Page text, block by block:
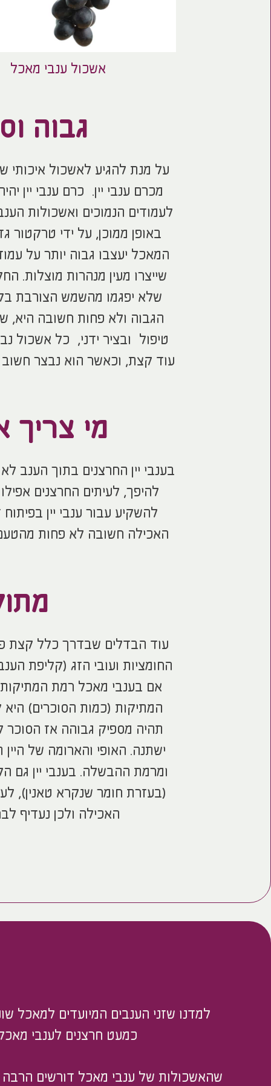
אשכול ענבי מאכל
גבוה
על מנת להגיע לאשכול
מכרם ענבי יין. כרם ענבי יין
לעמודים הנמוכים ואשכולות
באופן ממוכן, על ידי
המאכל יעצבו גבוה יותר על
שייצרו מעין מנהרות מוצלות.
שלא יפגמו מהשמש הצורבת
הגבוה ולא פחות חשובה היא,
טיפול ובציר ידני, כל אשכול
עוד קצת, וכאשר הוא נבצר
מי
בענבי יין החרצנים בתוך
להיפך, לעיתים החרצנים
להשקיע עבור ענבי יין
האכילה חשובה לא פחות
עוד הבדלים שבדרך כלל קצת
החומציות ועובי הזג (קליפת
אם בענבי מאכל רמת המתיקות
המתיקות (כמות הסוכרים)
תהיה מספיק גבוהה אז הסוכר
ישתנה. האופי והארומה של
ומרמת ההבשלה. בענבי יין גם
(בעזרת חומר שנקרא טאנין),
האכילה ולכן נעדיף
למדנו שזני הענבים המיועדים למאכל
כמעט חרצנים לענבי
שהאשכולות של ענבי מאכל דורשים